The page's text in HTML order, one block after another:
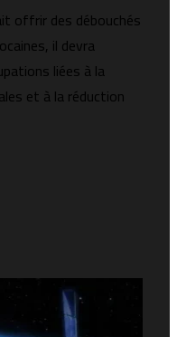
offrir des débouchés
il devra
liées à la
et à la réduction